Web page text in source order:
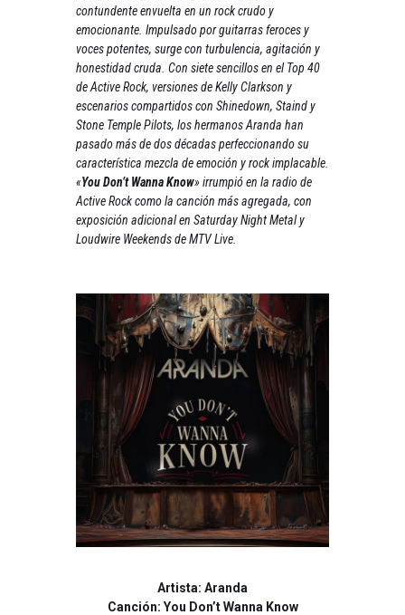
contundente envuelta en un rock crudo y
emocionante. Impulsado por guitarras feroces y
voces potentes, surge con turbulencia, agitación y
honestidad cruda. Con siete sencillos en el Top 40
de Active Rock, versiones de Kelly Clarkson y
escenarios compartidos con Shinedown, Staind y
Stone Temple Pilots, los hermanos Aranda han
pasado más de dos décadas perfeccionando su
característica mezcla de emoción y rock implacable.
«You Don’t Wanna Know» irrumpió en la radio de
Active Rock como la canción más agregada, con
exposición adicional en Saturday Night Metal y
Loudwire Weekends de MTV Live.
Artista: Aranda
Canción: You Don’t Wanna Know